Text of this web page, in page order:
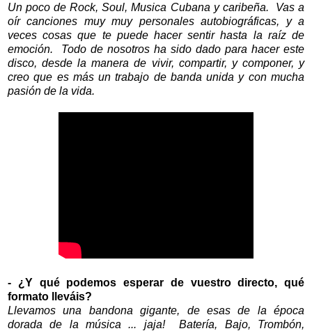
Un poco de Rock, Soul, Musica Cubana y caribeña. Vas a
oír canciones muy muy personales autobiográficas, y a
veces cosas que te puede hacer sentir hasta la raíz de
emoción. Todo de nosotros ha sido dado para hacer este
disco, desde la manera de vivir, compartir, y componer, y
creo que es más un trabajo de banda unida y con mucha
pasión de la vida.
- ¿Y qué podemos esperar de vuestro directo, qué
formato lleváis?
Llevamos una bandona gigante, de esas de la época
dorada de la música ... jaja! Batería, Bajo, Trombón,